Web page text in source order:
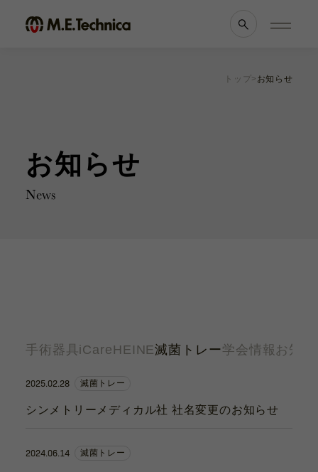
獣医科
他科
滅菌トレー
カタログ
サポート動画
お問い合わせ
トップ お知らせ
お知らせ
News
手術器具 iCare HEINE滅菌トレー学会情報 お知
2025.02.28 滅菌トレー
シンメトリーメディカル社 社名変更のお知らせ
2024.06.14 滅菌トレー